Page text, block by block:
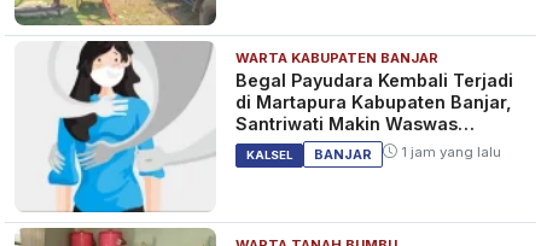
WARTA KABUPATEN BANJAR
Begal Payudara Kembali Terjadi
di Martapura Kabupaten Banjar,
Santriwati Makin Waswas
Melintas
KALSEL BANJAR 1 jam yang lalu